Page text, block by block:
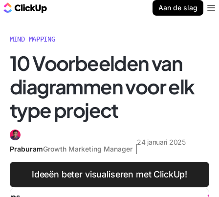
Aan de slag
MIND MAPPING
10 Voorbeelden van
diagrammen voor elk
type project
PraburamGrowth Marketing Manager
24 januari 2025
Ideeën beter visualiseren met ClickUp!